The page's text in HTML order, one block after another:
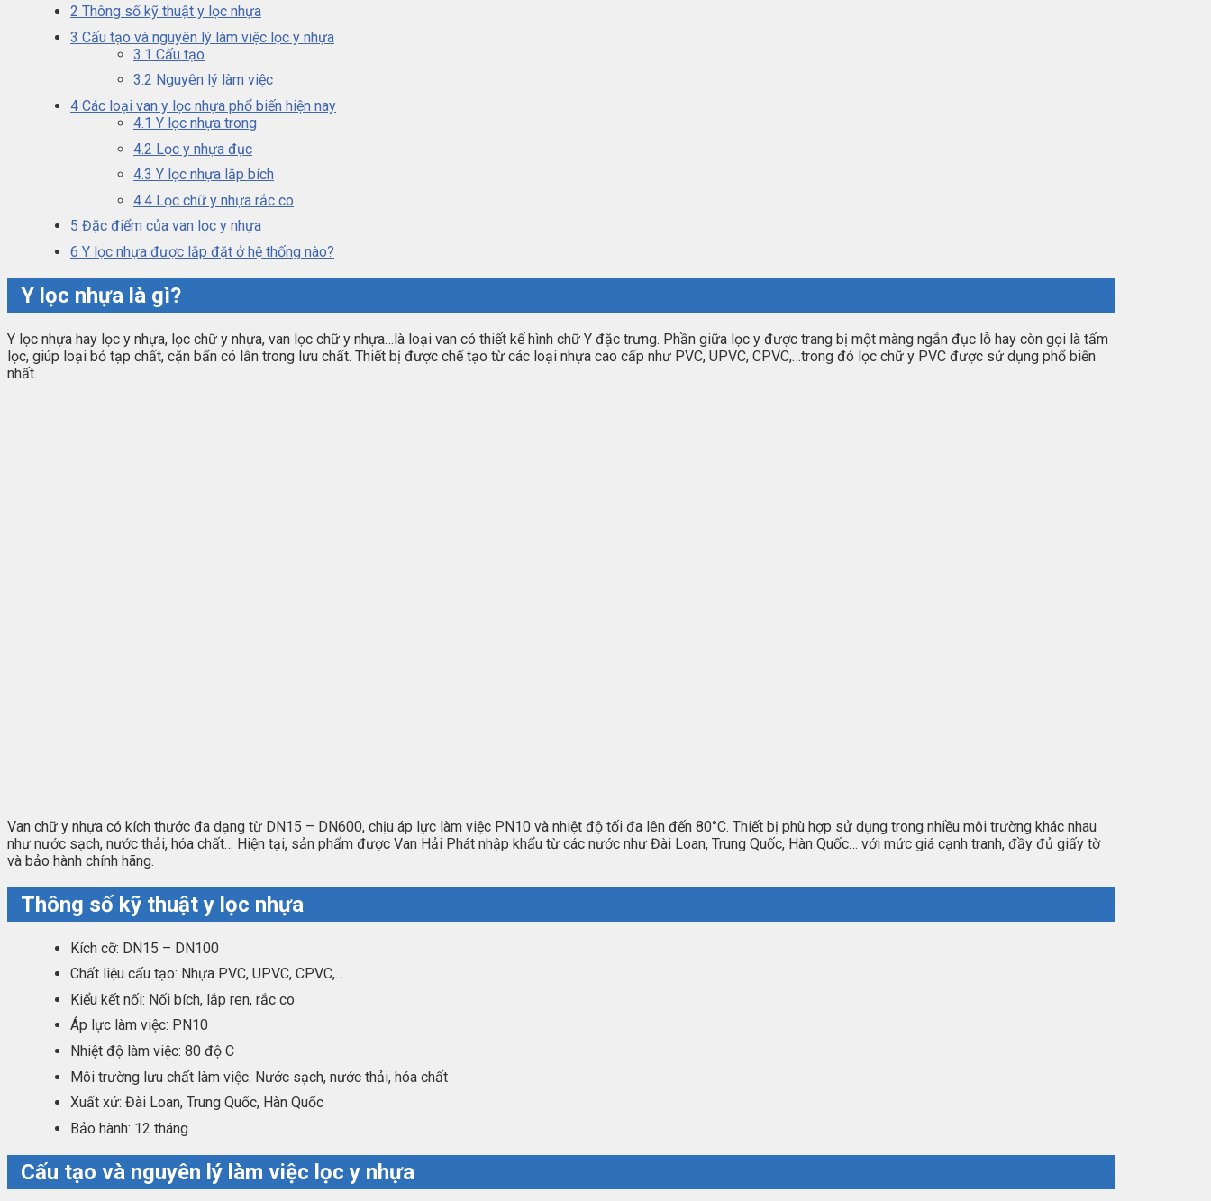
2 Thông số kỹ thuật y lọc nhựa
3 Cấu tạo và nguyên lý làm việc lọc y nhựa
3.1 Cấu tạo
3.2 Nguyên lý làm việc
4 Các loại van y lọc nhựa phổ biến hiện nay
4.1 Y lọc nhựa trong
4.2 Lọc y nhựa đục
4.3 Y lọc nhựa lắp bích
4.4 Lọc chữ y nhựa rắc co
5 Đặc điểm của van lọc y nhựa
6 Y lọc nhựa được lắp đặt ở hệ thống nào?
Y lọc nhựa là gì?
Y lọc nhựa hay lọc y nhựa, lọc chữ y nhựa, van lọc chữ y nhựa…là loại van có thiết kế hình chữ Y đặc trưng. Phần giữa lọc y được trang bị một màng ngắn đục lỗ hay còn gọi là tấm
lọc, giúp loại bỏ tạp chất, cặn bẩn có lẫn trong lưu chất. Thiết bị được chế tạo từ các loại nhựa cao cấp như PVC, UPVC, CPVC,…trong đó lọc chữ y PVC được sử dụng phổ biến
nhất.
Van chữ y nhựa có kích thước đa dạng từ DN15 – DN600, chịu áp lực làm việc PN10 và nhiệt độ tối đa lên đến 80°C. Thiết bị phù hợp sử dụng trong nhiều môi trường khác nhau
như nước sạch, nước thải, hóa chất… Hiện tại, sản phẩm được Van Hải Phát nhập khẩu từ các nước như Đài Loan, Trung Quốc, Hàn Quốc… với mức giá cạnh tranh, đầy đủ giấy tờ
và bảo hành chính hãng.
Thông số kỹ thuật y lọc nhựa
Kích cỡ: DN15 – DN100
Chất liệu cấu tạo: Nhựa PVC, UPVC, CPVC,…
Kiểu kết nối: Nối bích, lắp ren, rắc co
Áp lực làm việc: PN10
Nhiệt độ làm việc: 80 độ C
Môi trường lưu chất làm việc: Nước sạch, nước thải, hóa chất
Xuất xứ: Đài Loan, Trung Quốc, Hàn Quốc
Bảo hành: 12 tháng
Cấu tạo và nguyên lý làm việc lọc y nhựa